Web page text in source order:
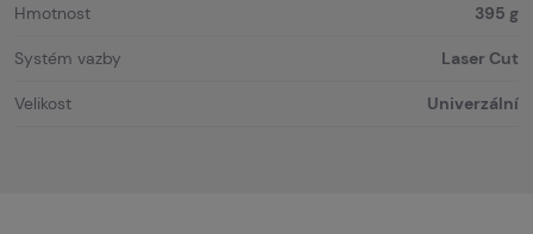
Hmotnost 395 g
Systém vazby Laser Cut
Velikost Univerzální